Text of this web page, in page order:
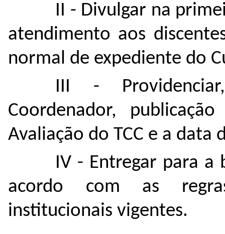
II - Divulgar na
atendimento aos
normal de expediente do
III -
Coordenador,
Avaliação do TCC e a data
IV - Entregar para a
acordo com as
institucionais vigentes.